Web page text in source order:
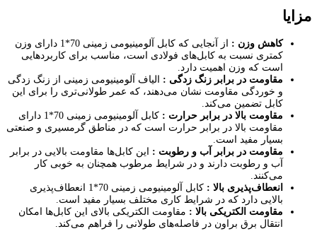
مزایا
کاهش وزن :
از آنجایی که کابل آلومینیومی زمینی 70*1 دارای وزن
کمتری نسبت به کابل‌های فولادی است، مناسب برای کاربردهایی
است که وزن اهمیت دارد.
مقاومت در برابر زنگ زدگی : الیاف آلومینیومی زمینی از زنگ زدگی
و خوردگی مقاومت نشان می‌دهند، که عمر طولانی‌تری را برای این
کابل تضمین می‌کند.
مقاومت بالا در برابر حرارت :
کابل آلومینیومی زمینی 70*1 دارای
مقاومت بالا در برابر حرارت است که در مناطق گرمسیری و صنعتی
بسیار مفید است.
مقاومت در برابر آب و رطوبت : این کابل‌ها مقاومت بالایی در برابر
آب و رطوبت دارند و در شرایط مرطوب همچنان به خوبی کار
می‌کنند.
انعطاف‌پذیری بالا :
کابل آلومینیومی زمینی 70*1 انعطاف‌پذیری
بالایی دارد که در شرایط کاری مختلف بسیار مفید است.
مقاومت الکتریکی بالا : مقاومت الکتریکی بالای این کابل‌ها امکان
انتقال برق براون در فاصله‌های طولانی را فراهم می‌کند.